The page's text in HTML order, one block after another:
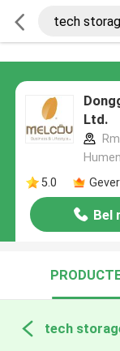
Ltd.
5.0
Bel